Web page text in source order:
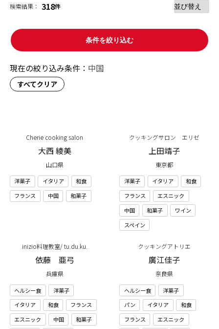
検索結果： 318件
条件を絞り込む
現在の絞り込み条件： 中国
すべてクリア
Cherie cooking salon
大西 綾美
山口県
洋菓子 イタリア
和食
フランス
中国 和菓子
クッキングサロン エリゼ
上田靖子
東京都
洋菓子 イタリア
和食
フランス
エスニック
中国
和菓子
ワイン
スペイン
inizio料理教室/ tu.du.ku.
依藤 亜弓
兵庫県
ヘルシー食
洋菓子
イタリア
和食
フランス
エスニック
中国
和菓子
クッキングアトリエ
廣江佳子
奈良県
ヘルシー食
洋菓子
パン
イタリア
和食
フランス
エスニック